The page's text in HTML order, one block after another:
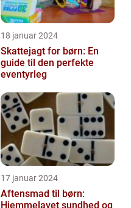
18 januar 2024
Skattejagt for børn: En
guide til den perfekte
eventyrleg
17 januar 2024
Aftensmad til børn:
Hjemmelavet sundhed og